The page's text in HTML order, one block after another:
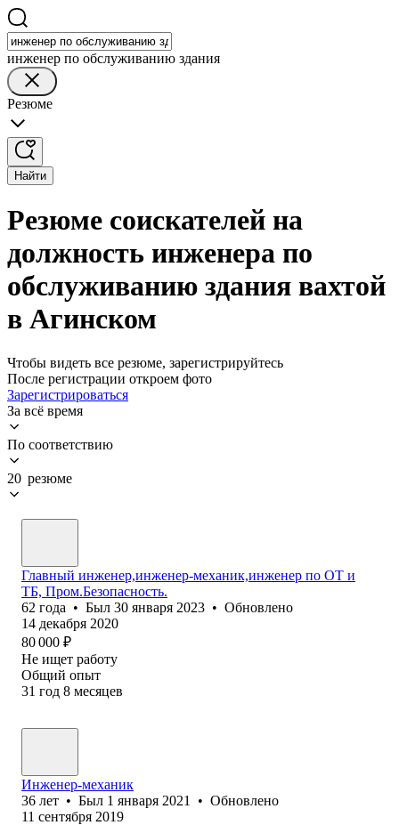
инженер по обслуживанию здания
Резюме
Найти
Резюме соискателей на
должность инженера по
обслуживанию здания вахтой
в Агинском
Чтобы видеть все резюме, зарегистрируйтесь
После регистрации откроем фото
Зарегистрироваться
За всё время
По соответствию
20 резюме
Главный инженер,инженер-механик,инженер по ОТ и
ТБ, Пром.Безопасность.
62 года • Был 30 января 2023 • Обновлено
14 декабря 2020
80 000 ₽
Не ищет работу
Общий опыт
31 год 8 месяцев
Инженер-механик
36 лет • Был 1 января 2021 • Обновлено
11 сентября 2019